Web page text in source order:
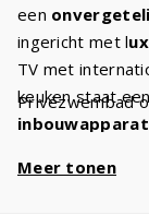
een
ingericht met l
TV met
keuken staat
slaapkamers met
Privézwembad
Meer tonen